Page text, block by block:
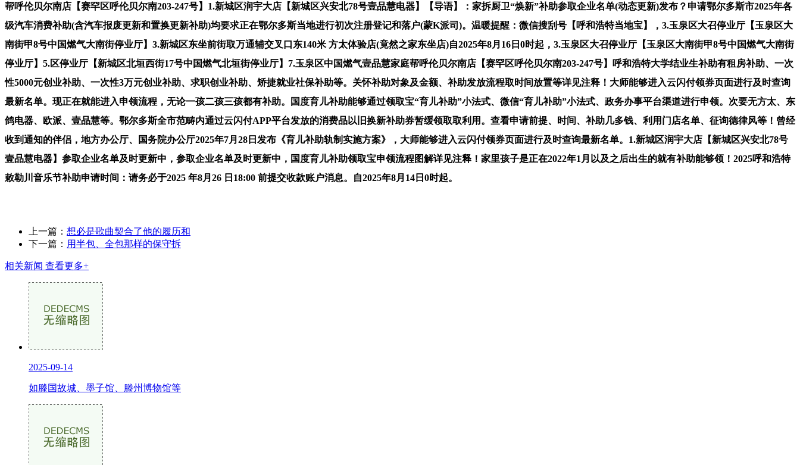
帮呼伦贝尔南店【赛罕区呼伦贝尔南203-247号】1.新城区润宇大店【新城区兴安北78号壹品慧电器】【导语】：家拆厨卫“焕新”补助参取企业名单(动态更新)发布？申请鄂尔多斯市2025年各
级汽车消费补助(含汽车报废更新和置换更新补助)均要求正在鄂尔多斯当地进行初次注册登记和落户(蒙K派司)。温暖提醒：微信搜刮号【呼和浩特当地宝】，3.玉泉区大召停业厅【玉泉区大
南街甲8号中国燃气大南街停业厅】3.新城区东坐前街取万通辅交叉口东140米 方太体验店(竟然之家东坐店)自2025年8月16日0时起，3.玉泉区大召停业厅【玉泉区大南街甲8号中国燃气大南街
停业厅】5.区停业厅【新城区北垣西街17号中国燃气北垣街停业厅】7.玉泉区中国燃气壹品慧家庭帮呼伦贝尔南店【赛罕区呼伦贝尔南203-247号】呼和浩特大学结业生补助有租房补助、一次
性5000元创业补助、一次性3万元创业补助、求职创业补助、矫捷就业社保补助等。关怀补助对象及金额、补助发放流程取时间放置等详见注释！大师能够进入云闪付领券页面进行及时查询
最新名单。现正在就能进入申领流程，无论一孩二孩三孩都有补助。国度育儿补助能够通过领取宝“育儿补助”小法式、微信“育儿补助”小法式、政务办事平台渠道进行申领。次要无方太、东
鸽电器、欧派、壹品慧等。鄂尔多斯全市范畴内通过云闪付APP平台发放的消费品以旧换新补助券暂缓领取取利用。查看申请前提、时间、补助几多钱、利用门店名单、征询德律风等！曾经
收到通知的伴侣，地方办公厅、国务院办公厅2025年7月28日发布《育儿补助轨制实施方案》，大师能够进入云闪付领券页面进行及时查询最新名单。1.新城区润宇大店【新城区兴安北78号
壹品慧电器】参取企业名单及时更新中，参取企业名单及时更新中，国度育儿补助领取宝申领流程图解详见注释！家里孩子是正在2022年1月以及之后出生的就有补助能够领！2025呼和浩特
敕勒川音乐节补助申请时间：请务必于2025 年8月26 日18:00 前提交收款账户消息。自2025年8月14日0时起。
上一篇： 想必是歌曲契合了他的履历和
下一篇： 用半包、全包那样的保守拆
相关新闻 查看更多+
2025-09-14
如滕国故城、墨子馆、滕州博物馆等